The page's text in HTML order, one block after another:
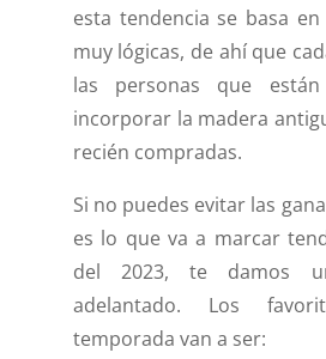
esta tendencia se basa
muy lógicas, de ahí que
las personas que
incorporar la madera
recién compradas.
Si no puedes evitar las
es lo que va a marcar
del 2023, te damos
adelantado. Los
temporada van a ser: